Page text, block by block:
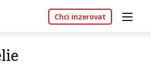
Chci inzerovat